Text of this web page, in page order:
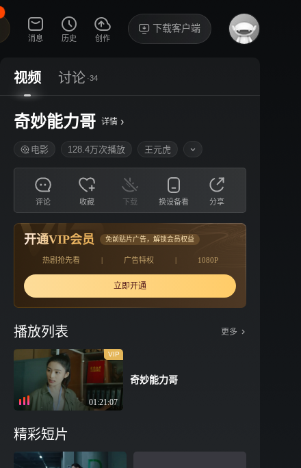
消息 历史 创作
下载客户端
视频 讨论 ·34
奇妙能力哥 详情 ›
电影 128.4万次播放 王元虎
评论 收藏 下载 换设备看 分享
开通VIP会员 免前贴片广告，解锁会员权益
热剧抢先看 | 广告特权 | 1080P
立即开通
播放列表 更多
01:21:07
VIP
奇妙能力哥
精彩短片